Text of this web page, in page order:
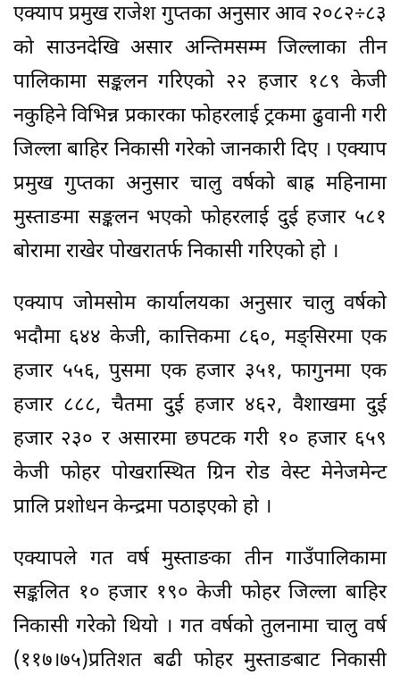
एक्याप प्रमुख राजेश गुप्तका अनुसार आव २०८२÷८३
को साउनदेखि असार अन्तिमसम्म जिल्लाका तीन
पालिकामा सङ्कलन गरिएको २२ हजार १८९ केजी
नकुहिने विभिन्न प्रकारका फोहरलाई ट्रकमा ढुवानी गरी
जिल्ला बाहिर निकासी गरेको जानकारी दिए । एक्याप
प्रमुख गुप्तका अनुसार चालु वर्षको बाह्र महिनामा
मुस्ताङमा सङ्कलन भएको फोहरलाई दुई हजार ५८१
बोरामा राखेर पोखरातर्फ निकासी गरिएको हो ।
एक्याप जोमसोम कार्यालयका अनुसार चालु वर्षको
भदौमा ६४४ केजी, कात्तिकमा ८६०, मङ्सिरमा एक
हजार ५५६, पुसमा एक हजार ३५१, फागुनमा एक
हजार ८८८, चैतमा दुई हजार ४६२, वैशाखमा दुई
हजार २३० र असारमा छपटक गरी १० हजार ६५९
केजी फोहर पोखरास्थित ग्रिन रोड वेस्ट मेनेजमेन्ट
प्रालि प्रशोधन केन्द्रमा पठाइएको हो ।
एक्यापले गत वर्ष मुस्ताङका तीन गाउँपालिकामा
सङ्कलित १० हजार १९० केजी फोहर जिल्ला बाहिर
निकासी गरेको थियो । गत वर्षको तुलनामा चालु वर्ष
(११७।७५)प्रतिशत बढी फोहर मुस्ताङबाट निकासी